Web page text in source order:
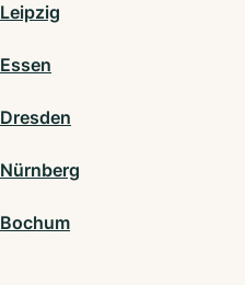
Leipzig
Essen
Dresden
Nürnberg
Bochum